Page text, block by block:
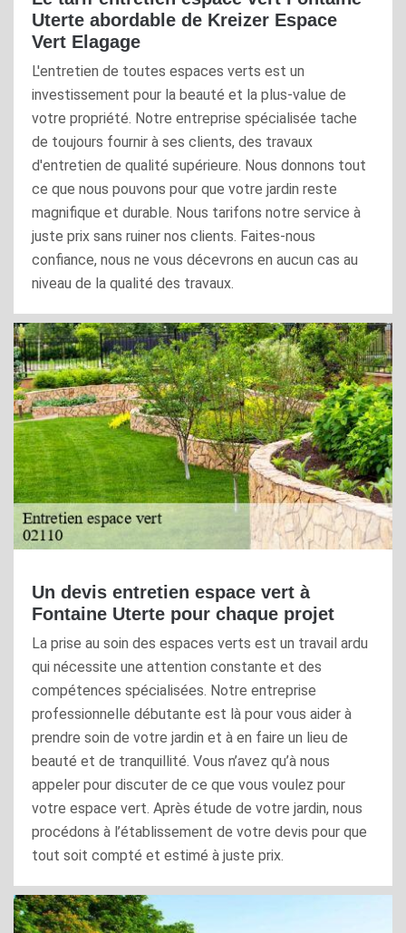
Uterte abordable de Kreizer Espace
Vert Elagage
L'entretien de toutes espaces verts est un
investissement pour la beauté et la plus-value de
votre propriété. Notre entreprise spécialisée tache
de toujours fournir à ses clients, des travaux
d'entretien de qualité supérieure. Nous donnons tout
ce que nous pouvons pour que votre jardin reste
magnifique et durable. Nous tarifons notre service à
juste prix sans ruiner nos clients. Faites-nous
confiance, nous ne vous décevrons en aucun cas au
niveau de la qualité des travaux.
Un devis entretien espace vert à
Fontaine Uterte pour chaque projet
La prise au soin des espaces verts est un travail ardu
qui nécessite une attention constante et des
compétences spécialisées. Notre entreprise
professionnelle débutante est là pour vous aider à
prendre soin de votre jardin et à en faire un lieu de
beauté et de tranquillité. Vous n’avez qu’à nous
appeler pour discuter de ce que vous voulez pour
votre espace vert. Après étude de votre jardin, nous
procédons à l’établissement de votre devis pour que
tout soit compté et estimé à juste prix.